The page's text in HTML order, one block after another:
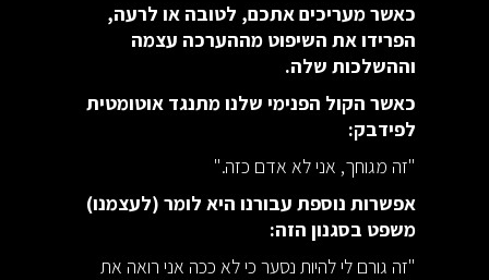
כאשר מעריכים אתכם, לטובה או לרעה,
הפרידו את השיפוט מההערכה עצמה
וההשלכות שלה.
כאשר הקול הפנימי שלנו מתנגד אוטומטית
לפידבק:
"זה מגוחך, אני לא אדם כזה."
אפשרות נוספת עבורנו היא לומר (לעצמנו)
משפט בסגנון הזה:
"זה גורם לי להיות נסער כי לא ככה אני רואה את